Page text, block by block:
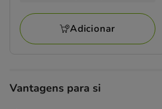
avaliações
154.12€
Adicionar
Vantagens para si